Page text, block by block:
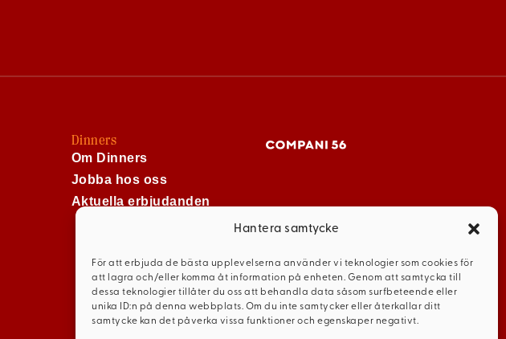
Hantera samtycke
För att erbjuda de bästa upplevelserna använder vi teknologier som cookies för
att lagra och/eller komma åt information på enheten. Genom att samtycka till
dessa teknologier tillåter du oss att behandla data såsom surfbeteende eller
unika ID:n på denna webbplats. Om du inte samtycker eller återkallar ditt
samtycke kan det påverka vissa funktioner och egenskaper negativt.
Dinners
Om Dinners
Jobba hos oss
Aktuella erbjudanden